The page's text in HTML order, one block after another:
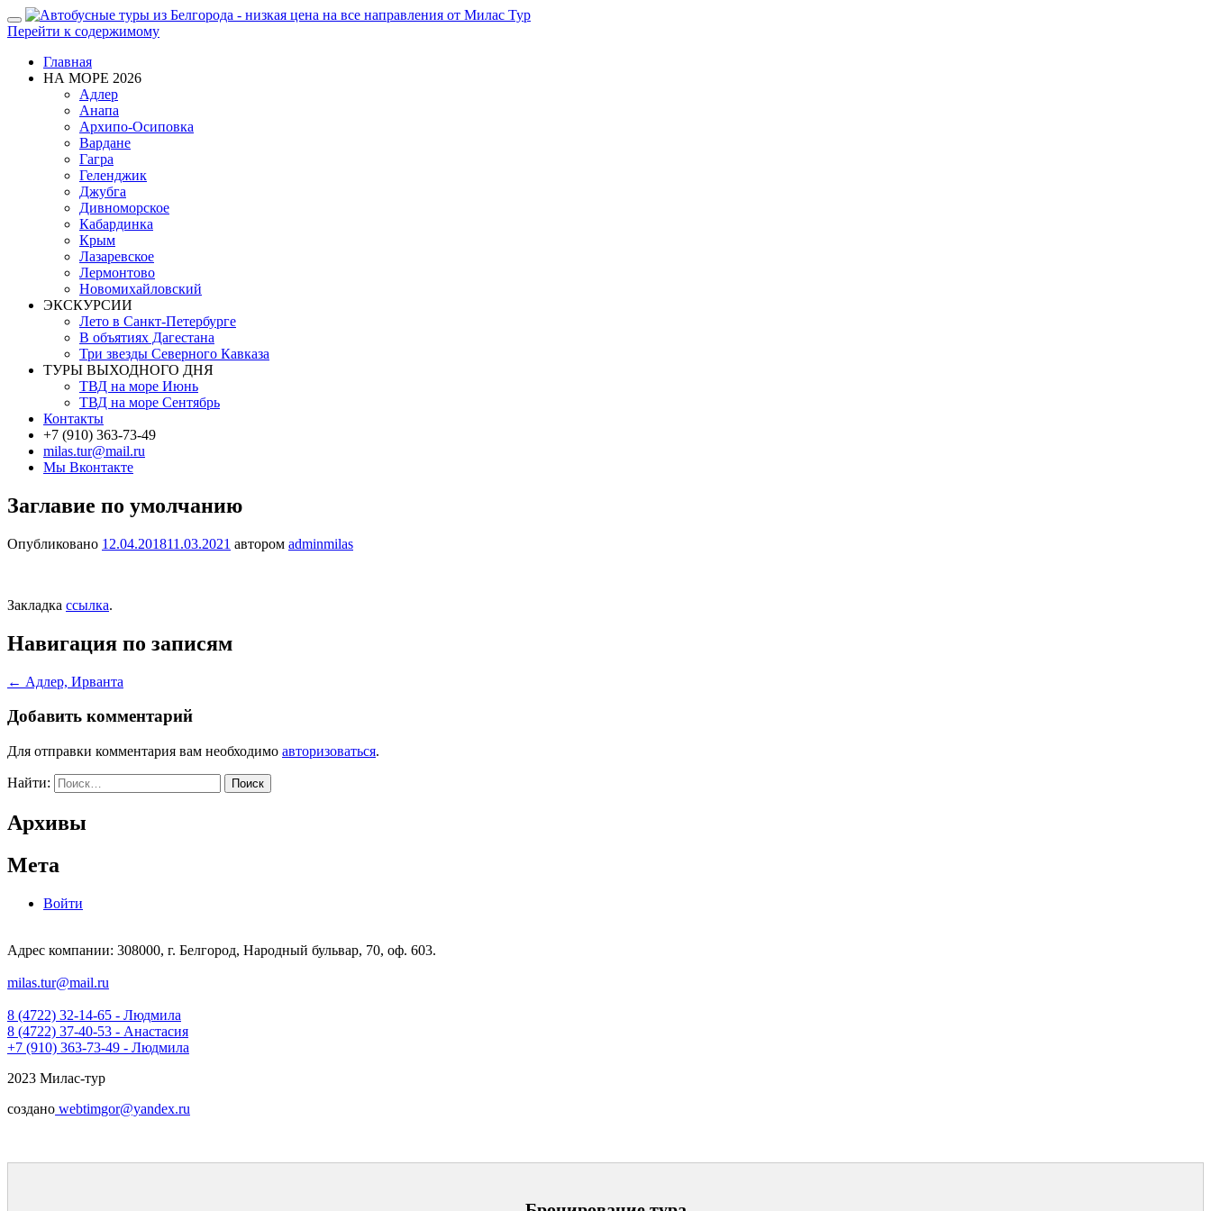
Показать/
Скрыть
Перейти к содержимому
Главная
НА МОРЕ 2026
Адлер
Анапа
Архипо-Осиповка
Вардане
Гагра
Геленджик
Джубга
Дивноморское
Кабардинка
Крым
Лазаревское
Лермонтово
Новомихайловский
ЭКСКУРСИИ
Лето в Санкт-Петербурге
В объятиях Дагестана
Три звезды Северного Кавказа
ТУРЫ ВЫХОДНОГО ДНЯ
ТВД на море Июнь
ТВД на море Сентябрь
Контакты
+7 (910) 363-73-49
milas.tur@mail.ru
Мы Вконтакте
Заглавие по умолчанию
Опубликовано 12.04.201811.03.2021 автором adminmilas
Закладка ссылка.
Навигация по записям
← Адлер, Ирванта
Добавить комментарий
Для отправки комментария вам необходимо авторизоваться.
Найти:
Архивы
Мета
Войти
Адрес компании: 308000, г. Белгород, Народный бульвар, 70, оф. 603.
milas.tur@mail.ru
8 (4722) 32-14-65 - Людмила
8 (4722) 37-40-53 - Анастасия
+7 (910) 363-73-49 - Людмила
2023 Милас-тур
создано webtimgor@yandex.ru